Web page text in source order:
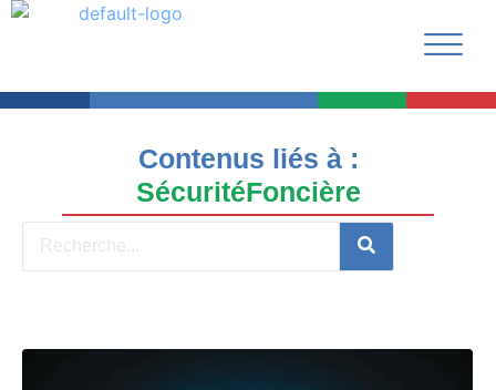
Contenus liés à :
SécuritéFoncière